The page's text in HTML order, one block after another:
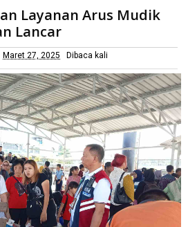
Arus Mudik 2025 di Pelabuhan
Layanan Arus Mudik
Lancar
Maret 27, 2025 Dibaca kali